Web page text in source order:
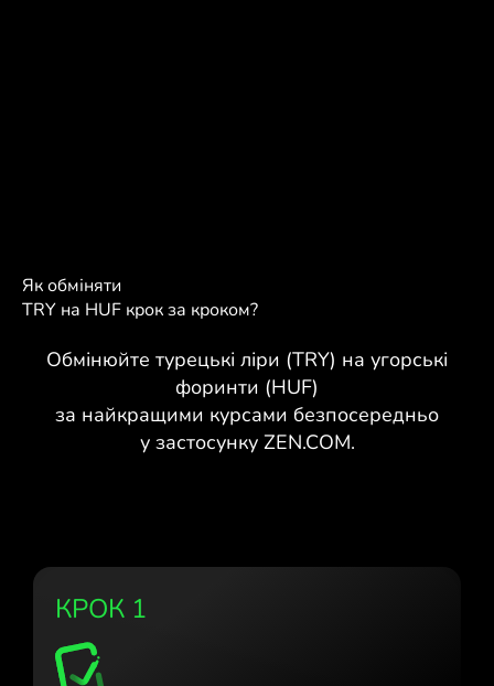
Як обміняти
TRY на HUF крок за кроком?
Обмінюйте турецькі ліри (TRY) на угорські
форинти (HUF)
за найкращими курсами безпосередньо
у застосунку ZEN.COM.
КРОК 1